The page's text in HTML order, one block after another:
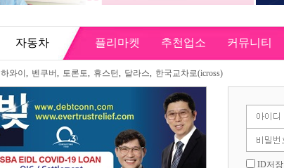
자동차 플리마켓 추천업소 커뮤니티
하와이 , 벤쿠버, 토론토, 휴스턴, 달라스, 한국교차로(icross)
ID저장